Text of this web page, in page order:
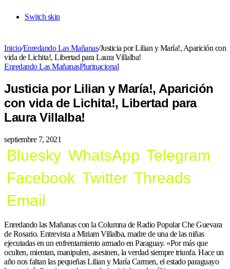
Switch skin
Inicio/Enredando Las Mañanas/Justicia por Lilian y María!, Aparición con
vida de Lichita!, Libertad para Laura Villalba!
Enredando Las MañanasPlurinacional
Justicia por Lilian y María!, Aparición
con vida de Lichita!, Libertad para
Laura Villalba!
septiembre 7, 2021
Bluesky WhatsApp Telegram
Facebook Twitter Threads
Email
Enredando las Mañanas con la Columna de Radio Popular Che Guevara
de Rosario. Entrevista a Miriam Villalba, madre de una de las niñas
ejecutadas en un enfrentamiento armado en Paraguay. «Por más que
oculten, mientan, manipulen, asesinen, la verdad siempre triunfa. Hace un
año nos faltan las pequeñas Lilian y María Carmen, el estado paraguayo